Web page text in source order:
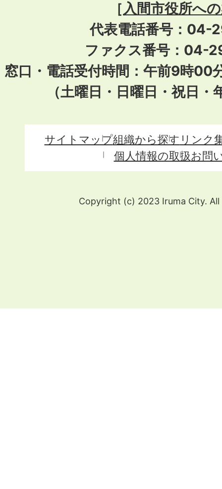
［入間市役所へ
代表電話番号：04-
ファクス番号：04-
窓口・電話受付時間：午前9時00
（土曜日・日曜日・祝日
サイトマップ組織から探す リンク
個人情報の取扱お問
Copyright (c) 2023 Iruma City. All